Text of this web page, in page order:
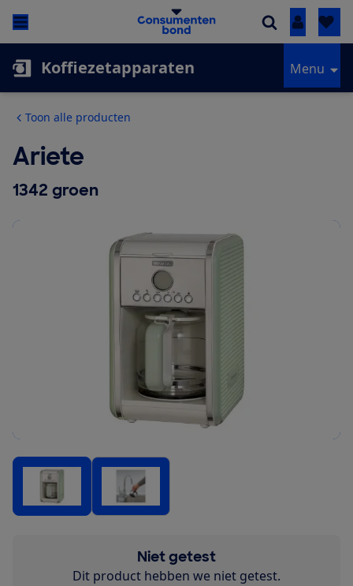
Inloggen
Koffiezetapparaten Menu
Toon alle producten
Ariete
1342 groen
Niet getest
Dit product hebben we niet getest.